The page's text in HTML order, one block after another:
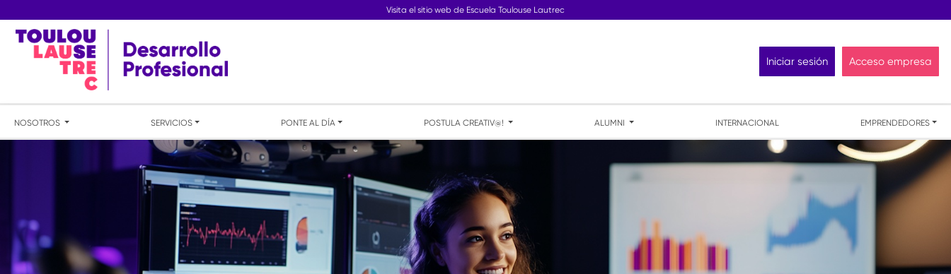
Visita el sitio web de Escuela Toulouse Lautrec
Iniciar sesión Acceso empresa
NOSOTROS SERVICIOS PONTE AL DÍA POSTULA CREATIV@! ALUMNI INTERNACIONAL EMPRENDEDORES